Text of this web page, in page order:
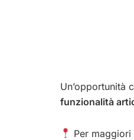
Un’opportunità
funzionalità
Per